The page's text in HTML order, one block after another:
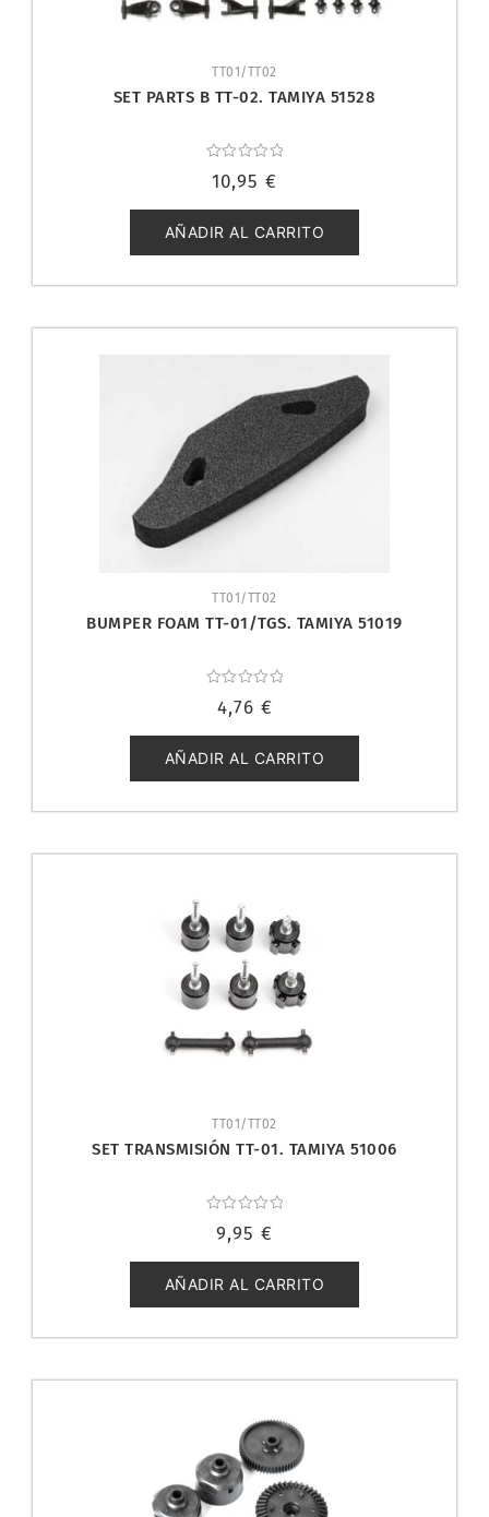
TT01/TT02
SET PARTS B TT-02. TAMIYA 51528
con
de
5
10,95 €
AÑADIR AL CARRITO
TT01/TT02
BUMPER FOAM TT-01/TGS. TAMIYA 51019
con
de
5
4,76 €
AÑADIR AL CARRITO
TT01/TT02
SET TRANSMISIÓN TT-01. TAMIYA 51006
con
de
5
9,95 €
AÑADIR AL CARRITO